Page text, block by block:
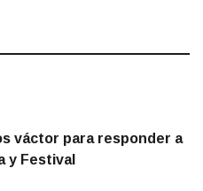
váctor para responder a
y Festival